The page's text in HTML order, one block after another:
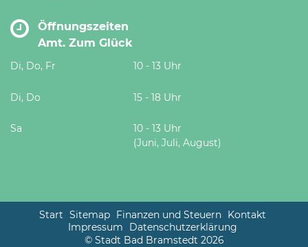
Öffnungszeiten
Amt. Zum Glück
Di, Do, Fr 10 - 13 Uhr
Di, Do 15 - 18 Uhr
Sa
10 - 13 Uhr
(Juni, Juli, August)
Start Sitemap Finanzen und Steuern Kontakt
Impressum
Datenschutzerklärung
© Stadt Bad Bramstedt 2026